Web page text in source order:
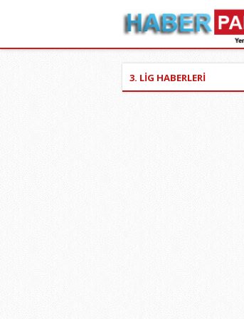
3. LİG HABERLERİ